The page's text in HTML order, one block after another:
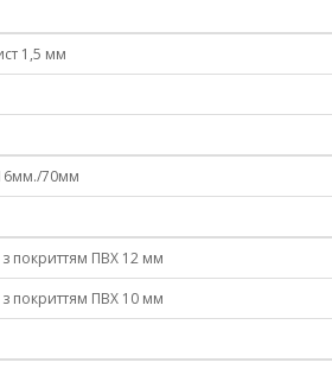
1,5 мм
70мм
покриттям ПВХ 12 мм
покриттям ПВХ 10 мм